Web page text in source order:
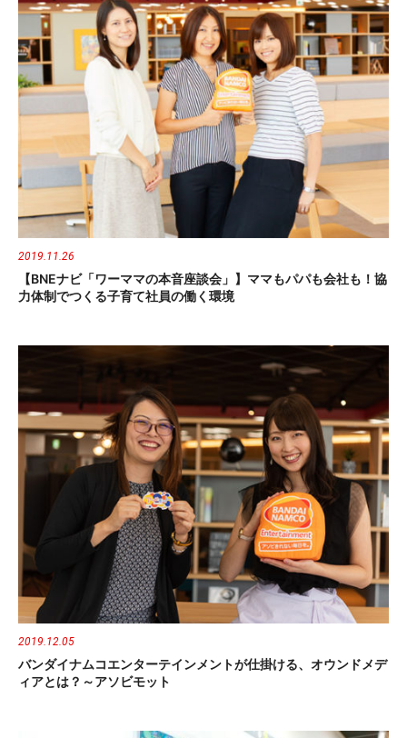
2019.11.26
【BNEナビ「ワーママの本音座談会」】ママもパパも会社も！協
力体制でつくる子育て社員の働く環境
2019.12.05
バンダイナムコエンターテインメントが仕掛ける、オウンドメデ
ィアとは？～アソビモット